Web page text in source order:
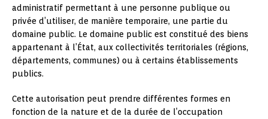
administratif permettant à une personne publique ou
privée d’utiliser, de manière temporaire, une partie du
domaine public. Le domaine public est constitué des biens
appartenant à l’État, aux collectivités territoriales (régions,
départements, communes) ou à certains établissements
publics.
Cette autorisation peut prendre différentes formes en
fonction de la nature et de la durée de l’occupation